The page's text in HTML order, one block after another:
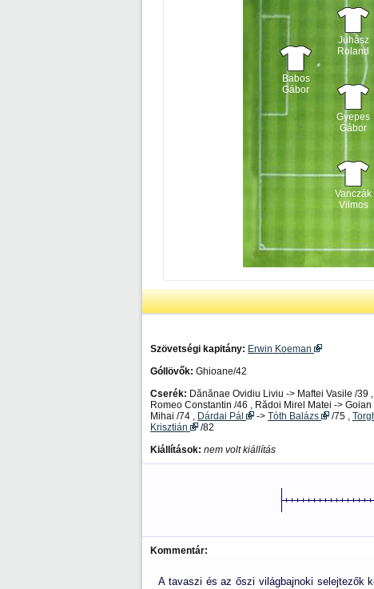
Babos
Gábor
Juhász
Roland
Gyepes
Gábor
Vanczák
Vilmos
Szövetségi kapitány: Erwin Koeman
Góllövők: Ghioane/42
Cserék: Dănănae Ovidiu Liviu -> Maftei Vasile /39 ,
Romeo Constantin /46 , Rădoi Mirel Matei ->
Mihai /74 , Dárdai Pál -> Tóth Balázs /75 ,
Krisztián
/82
Kiállítások: nem volt kiállítás
Kommentár:
A tavaszi és az őszi világbajnoki selejtezők